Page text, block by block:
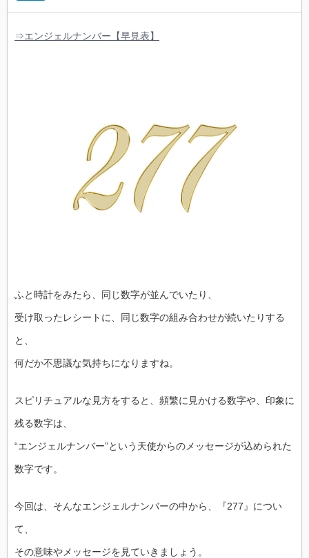
⇒エンジェルナンバー【早見表】
ふと時計をみたら、同じ数字が並んでいたり、
受け取ったレシートに、同じ数字の組み合わせが続いたりする
と、
何だか不思議な気持ちになりますね。
スピリチュアルな見方をすると、頻繁に見かける数字や、印象に
残る数字は、
“エンジェルナンバー”という天使からのメッセージが込められた
数字です。
今回は、そんなエンジェルナンバーの中から、『277』につい
て、
その意味やメッセージを見ていきましょう。